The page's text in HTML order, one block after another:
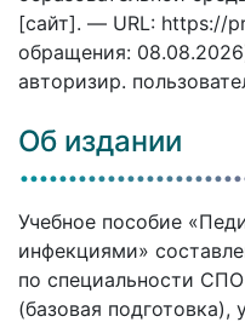
[сайт]. — URL: https://
обращения:
авторизир.
Об издании
Учебное пособие
инфекциями»
по специальности
(базовая подготовка),